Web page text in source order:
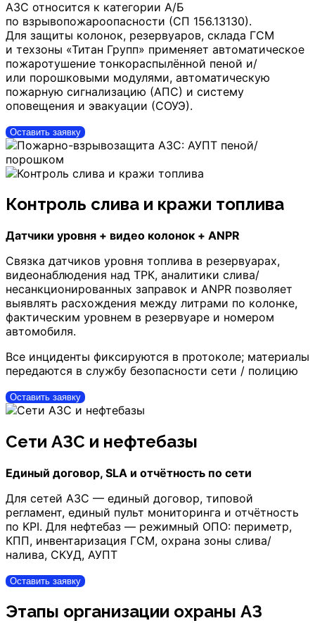
АЗС относится к категории А/Б
по взрывопожароопасности (СП 156.13130).
Для защиты колонок, резервуаров, склада ГСМ
и техзоны «Титан Групп» применяет автоматическое
пожаротушение тонкораспылённой пеной и/
или порошковыми модулями, автоматическую
пожарную сигнализацию (АПС) и систему
оповещения и эвакуации (СОУЭ).
Оставить заявку
Контроль слива и кражи топлива
Датчики уровня + видео колонок + ANPR
Связка датчиков уровня топлива в резервуарах,
видеонаблюдения над ТРК, аналитики слива/
несанкционированных заправок и ANPR позволяет
выявлять расхождения между литрами по колонке,
фактическим уровнем в резервуаре и номером
автомобиля.
Все инциденты фиксируются в протоколе; материалы
передаются в службу безопасности сети / полицию
Оставить заявку
Сети АЗС и нефтебазы
Единый договор, SLA и отчётность по сети
Для сетей АЗС — единый договор, типовой
регламент, единый пульт мониторинга и отчётность
по KPI. Для нефтебаз — режимный ОПО: периметр,
КПП, инвентаризация ГСМ, охрана зоны слива/
налива, СКУД, АУПТ
Оставить заявку
Этапы организации охраны АЗ